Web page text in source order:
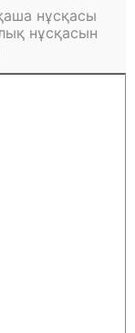
нұсқасы
нұсқасын